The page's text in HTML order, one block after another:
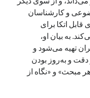
و کارشناسان
اتکا برای
به بیان او،
تهیه می‌شود و
و به‌روز بودن
مبحث» و «نگاه از